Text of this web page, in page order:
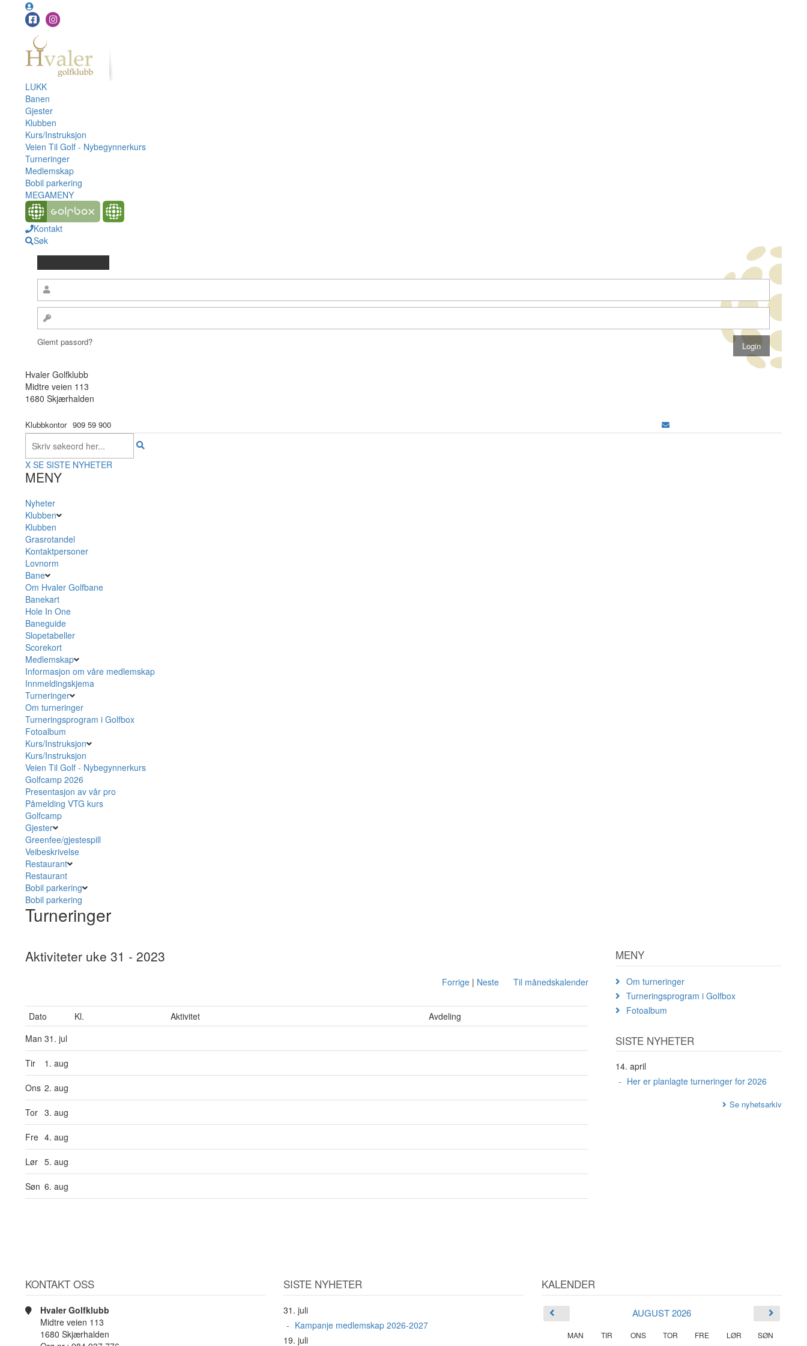
LUKK
Banen
Gjester
Klubben
Kurs/Instruksjon
Veien Til Golf - Nybegynnerkurs
Turneringer
Medlemskap
Bobil parkering
MEGAMENY
Kontakt
Søk
Glemt passord?
Hvaler Golfklubb
Midtre veien 113
1680 Skjærhalden
Klubbkontor 909 59 900
X SE SISTE NYHETER
MENY
Nyheter
Klubben
Klubben
Grasrotandel
Kontaktpersoner
Lovnorm
Bane
Om Hvaler Golfbane
Banekart
Hole In One
Baneguide
Slopetabeller
Scorekort
Medlemskap
Informasjon om våre medlemskap
Innmeldingskjema
Turneringer
Om turneringer
Turneringsprogram i Golfbox
Fotoalbum
Kurs/Instruksjon
Kurs/Instruksjon
Veien Til Golf - Nybegynnerkurs
Golfcamp 2026
Presentasjon av vår pro
Påmelding VTG kurs
Golfcamp
Gjester
Greenfee/gjestespill
Veibeskrivelse
Restaurant
Restaurant
Bobil parkering
Bobil parkering
Turneringer
Aktiviteter uke 31 - 2023
Forrige| Neste Til månedskalender
Dato Kl. Aktivitet
Avdeling
Man 31. jul
Tir 1. aug
Ons 2. aug
Tor 3. aug
Fre 4. aug
Lør 5. aug
Søn 6. aug
MENY
Om turneringer
Turneringsprogram i Golfbox
Fotoalbum
SISTE NYHETER
14. april
Her er planlagte turneringer for 2026
Se nyhetsarkiv
KONTAKT OSS
Hvaler Golfklubb
Midtre veien 113
1680 Skjærhalden
SISTE NYHETER
31. juli
Kampanje medlemskap 2026-2027
19. juli
KALENDER
AUGUST 2026
MAN TIR ONS TOR FRE LØR SØN